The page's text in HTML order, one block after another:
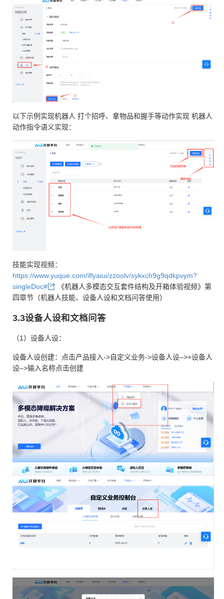
以下示例实现机器人 打个招呼、拿物品和握手等动作实现 机器人
动作指令语义实现：
技能实现视频：
https://www.yuque.com/iflyaiui/zzoolv/sykxch9g9qdkpvym?
singleDoc#
《机器人多模态交互套件结构及开箱体验视频》第
四章节（机器人技能、设备人设和文档问答使用）
3.3设备人设和文档问答
（1）设备人设：
设备人设创建：点击产品接入->自定义业务->设备人设–>+设备人
设–>输入名称点击创建